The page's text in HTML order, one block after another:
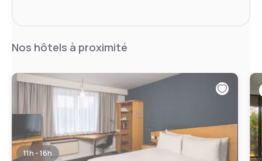
Nos hôtels à proximité
11h - 16h